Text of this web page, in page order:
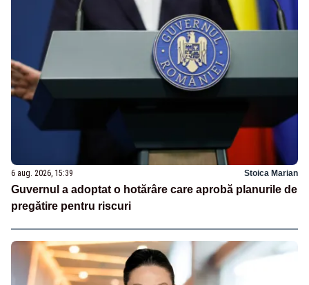
6 aug. 2026, 15:39 Stoica Marian
Guvernul a adoptat o hotărâre care aprobă planurile de
pregătire pentru riscuri